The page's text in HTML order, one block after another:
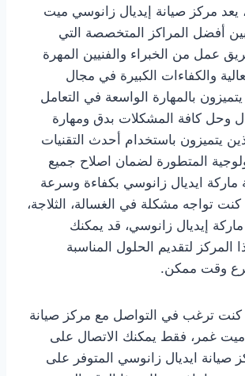
يعد مركز صيانة إيديال زانوسي ميت
أفضل المراكز المتخصصة التي
عمل من الخبراء والفنيين المهرة
والكفاءات الكبيرة في مجال
يتميزون بالمهارة الواسعة في التعامل
وحل كافة المشكلات بدق ومهارة
يتميزون باستخدام أحدث التقنيات
المتطورة لضمان اصلاح جميع
ماركة ايديال زانوسي بكفاءة وسرعة
كنت تواجه مشكلة في الغسالة، الثلاجة،
إيديال زانوسي، قد يمكنك
المركز لتقديم الحلول المناسبة
وقت ممكن.
كنت ترغب في التواصل مع مركز صيانة
ميت غمر، فقط يمكنك الاتصال على
صيانة ايديال زانوسي المتوفر على